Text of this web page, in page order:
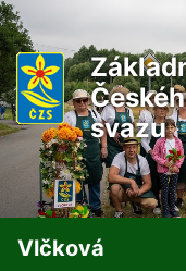
svazu
Vlčková